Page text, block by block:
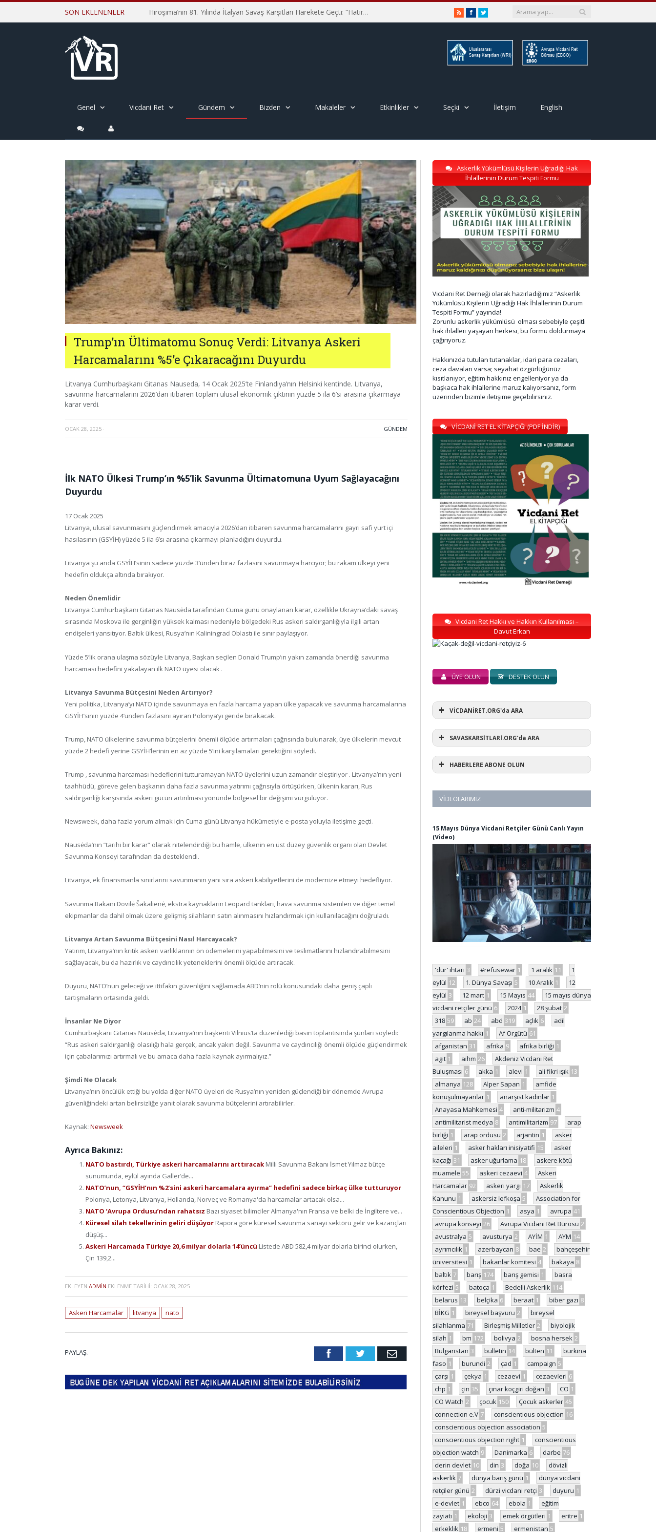
SON EKLENENLER Hiroşima’nın 81. Yılında İtalyan Savaş Karşıtları Harekete Geçti: “Hatırlamak yeterli değil” RSSFacebookTwitter
Genel Vicdani Ret Gündem Bizden Makaleler Etkinlikler Seçki İletişim English
Trump’ın Ültimatomu Sonuç Verdi: Litvanya Askeri
Harcamalarını %5’e Çıkaracağını Duyurdu
Litvanya Cumhurbaşkanı Gitanas Nauseda, 14 Ocak 2025’te Finlandiya’nın Helsinki kentinde. Litvanya,
savunma harcamalarını 2026’dan itibaren toplam ulusal ekonomik çıktının yüzde 5 ila 6’sı arasına çıkarmaya
karar verdi.
OCAK 28, 2025 · GÜNDEM
İlk NATO Ülkesi Trump’ın %5’lik Savunma Ültimatomuna Uyum Sağlayacağını
Duyurdu
17 Ocak 2025
Litvanya, ulusal savunmasını güçlendirmek amacıyla 2026’dan itibaren savunma harcamalarını gayri safi yurt içi
hasılasının (GSYİH) yüzde 5 ila 6’sı arasına çıkarmayı planladığını duyurdu.
Litvanya şu anda GSYİH’sinin sadece yüzde 3’ünden biraz fazlasını savunmaya harcıyor; bu rakam ülkeyi yeni
hedefin oldukça altında bırakıyor.
Neden Önemlidir
Litvanya Cumhurbaşkanı Gitanas Nausėda tarafından Cuma günü onaylanan karar, özellikle Ukrayna’daki savaş
sırasında Moskova ile gerginliğin yüksek kalması nedeniyle bölgedeki Rus askeri saldırganlığıyla ilgili artan
endişeleri yansıtıyor. Baltık ülkesi, Rusya’nın Kaliningrad Oblastı ile sınır paylaşıyor.
Yüzde 5’lik orana ulaşma sözüyle Litvanya, Başkan seçilen Donald Trump’ın yakın zamanda önerdiği savunma
harcaması hedefini yakalayan ilk NATO üyesi olacak .
Litvanya Savunma Bütçesini Neden Artırıyor?
Yeni politika, Litvanya’yı NATO içinde savunmaya en fazla harcama yapan ülke yapacak ve savunma harcamalarına
GSYİH’sinin yüzde 4’ünden fazlasını ayıran Polonya’yı geride bırakacak.
Trump, NATO ülkelerine savunma bütçelerini önemli ölçüde artırmaları çağrısında bulunarak, üye ülkelerin mevcut
yüzde 2 hedefi yerine GSYİH’lerinin en az yüzde 5’ini karşılamaları gerektiğini söyledi.
Trump , savunma harcaması hedeflerini tutturamayan NATO üyelerini uzun zamandır eleştiriyor . Litvanya’nın yeni
taahhüdü, göreve gelen başkanın daha fazla savunma yatırımı çağrısıyla örtüşürken, ülkenin kararı, Rus
saldırganlığı karşısında askeri gücün artırılması yönünde bölgesel bir değişimi vurguluyor.
Newsweek, daha fazla yorum almak için Cuma günü Litvanya hükümetiyle e-posta yoluyla iletişime geçti.
Nausėda’nın “tarihi bir karar” olarak nitelendirdiği bu hamle, ülkenin en üst düzey güvenlik organı olan Devlet
Savunma Konseyi tarafından da desteklendi.
Litvanya, ek finansmanla sınırlarını savunmanın yanı sıra askeri kabiliyetlerini de modernize etmeyi hedefliyor.
Savunma Bakanı Dovilė Šakalienė, ekstra kaynakların Leopard tankları, hava savunma sistemleri ve diğer temel
ekipmanlar da dahil olmak üzere gelişmiş silahların satın alınmasını hızlandırmak için kullanılacağını doğruladı.
Litvanya Artan Savunma Bütçesini Nasıl Harcayacak?
Yatırım, Litvanya’nın kritik askeri varlıklarının ön ödemelerini yapabilmesini ve teslimatlarını hızlandırabilmesini
sağlayacak, bu da hazırlık ve caydırıcılık yeteneklerini önemli ölçüde artıracak.
Duyuru, NATO’nun geleceği ve ittifakın güvenliğini sağlamada ABD’nin rolü konusundaki daha geniş çaplı
tartışmaların ortasında geldi.
İnsanlar Ne Diyor
Cumhurbaşkanı Gitanas Nausėda, Litvanya’nın başkenti Vilnius’ta düzenlediği basın toplantısında şunları söyledi:
“Rus askeri saldırganlığı olasılığı hala gerçek, ancak yakın değil. Savunma ve caydırıcılığı önemli ölçüde güçlendirmek
için çabalarımızı artırmalı ve bu amaca daha fazla kaynak ayırmalıyız.”
Şimdi Ne Olacak
Litvanya’nın öncülük ettiği bu yolda diğer NATO üyeleri de Rusya’nın yeniden güçlendiği bir dönemde Avrupa
güvenliğindeki artan belirsizliğe yanıt olarak savunma bütçelerini artırabilirler.
Kaynak: Newsweek
Ayrıca Bakınız:
NATO bastırdı, Türkiye askeri harcamalarını arttıracak Milli Savunma Bakanı İsmet Yılmaz bütçe
sunumunda, eylül ayında Galler’de...
NATO’nun, “GSYİH’nın %2’sini askeri harcamalara ayırma” hedefini sadece birkaç ülke tutturuyor
Polonya, Letonya, Litvanya, Hollanda, Norveç ve Romanya'da harcamalar artacak olsa...
NATO ‘Avrupa Ordusu’ndan rahatsız Bazı siyaset bilimciler Almanya'nın Fransa ve belki de İngiltere ve...
Küresel silah tekellerinin geliri düşüyor Rapora göre küresel savunma sanayi sektörü gelir ve kazançları
düşüş...
Askeri Harcamada Türkiye 20,6 milyar dolarla 14’üncü Listede ABD 582,4 milyar dolarla birinci olurken,
Çin 139,2...
EKLEYEN ADMIN EKLENME TARIHI: OCAK 28, 2025
Askeri Harcamalar litvanya nato
PAYLAŞ. FacebookTwitter Email
Askerlik Yükümlüsü Kişilerin Uğradığı Hak
İhlallerinin Durum Tespiti Formu
Vicdani Ret Derneği olarak hazırladığımız “Askerlik
Yükümlüsü Kişilerin Uğradığı Hak İhlallerinin Durum
Tespiti Formu” yayında!
Zorunlu askerlik yükümlüsü olması sebebiyle çeşitli
hak ihlalleri yaşayan herkesi, bu formu doldurmaya
çağırıyoruz.
Hakkınızda tutulan tutanaklar, idari para cezaları,
ceza davaları varsa; seyahat özgürlüğünüz
kısıtlanıyor, eğitim hakkınız engelleniyor ya da
başkaca hak ihlallerine maruz kalıyorsanız, form
üzerinden bizimle iletişime geçebilirsiniz.
VİCDANİ RET EL KİTAPÇIĞI (PDF İNDİR)
Vicdani Ret Hakkı ve Hakkın Kullanılması –
Davut Erkan
ÜYE OLUN DESTEK OLUN
VİCDANİRET.ORG'da ARA
SAVASKARSİTLARİ.ORG'da ARA
HABERLERE ABONE OLUN
VIDEOLARIMIZ
15 Mayıs Dünya Vicdani Retçiler Günü Canlı Yayın
(Video)
'dur' ihtarı 3 #refusewar 1 1 aralık 11
1
eylül 12 1. Dünya Savaşı 5 10 Aralık 1
12
eylül 3 12 mart 1 15 Mayıs 44
15 mayıs dünya
vicdani retçiler günü 6 2024 1 28 şubat 2
318 59 ab 24 abd 319 açlık 6
adil
yargılanma hakkı 1 Af Örgütü 61
afganistan 31 afrika 9 afrika birliği 1
agit 1 aihm 26
Akdeniz Vicdani Ret
Buluşması 6 akka 1 alevi 1 ali fikri ışık 13
almanya 128 Alper Sapan 1
amfide
konuşulmayanlar 1 anarşist kadınlar 1
Anayasa Mahkemesi 4 anti-militarizm 4
antimilitarist medya 8 antimilitarizm 97
arap
birliği 1 arap ordusu 2 arjantin 1
asker
aileleri 1 asker hakları inisiyatifi 15
asker
kaçağı 31 asker uğurlama 18
askere kötü
muamele 55 askeri cezaevi 4
Askeri
Harcamalar 92 askeri yargı 17
Askerlik
Kanunu 1 askersiz lefkoşa 5
Association for
Conscientious Objection 1 asya 1 avrupa 41
avrupa konseyi 26 Avrupa Vicdani Ret Bürosu 2
avustralya 5 avusturya 2 AYİM 1 AYM 14
ayrımcılık 1 azerbaycan 8 bae 2
bahçeşehir
üniversitesi 1 bakanlar komitesi 4 bakaya 8
baltık 7 barış 174 barış gemisi 1
basra
körfezi 5 batoça 1 Bedelli Askerlik 114
belarus 13 belçika 6 beraat 1 biber gazı 8
BİKG 1 bireysel başvuru 2
bireysel
silahlanma 71 Birleşmiş Milletler 2
biyolojik
silah 1 bm 172 bolivya 2 bosna hersek 2
Bulgaristan 3 bulletin 14 bülten 11
burkina
faso 1 burundi 2 çad 1 campaign 5
çarşı 1 çekya 1 cezaevi 1 cezaevleri 6
chp 1 çin 35 çınar koçgiri doğan 3 CO 1
CO Watch 2 çocuk 150 Çocuk askerler 45
connection e.V 7 conscientious objection 16
conscientious objection association 5
conscientious objection right 1
conscientious
objection watch 9 Danimarka 6 darbe 76
derin devlet 10 din 3 doğa 10
dövizli
askerlik 7 dünya barış günü 1
dünya vicdani
retçiler günü 2 dürzi vicdani retçi 3 duyuru 1
e-devlet 1 ebco 64 ebola 1
eğitim
zayiatı 1 ekoloji 3 emek örgütleri 1 eritre 1
erkeklik 18 ermeni 5 ermenistan 5